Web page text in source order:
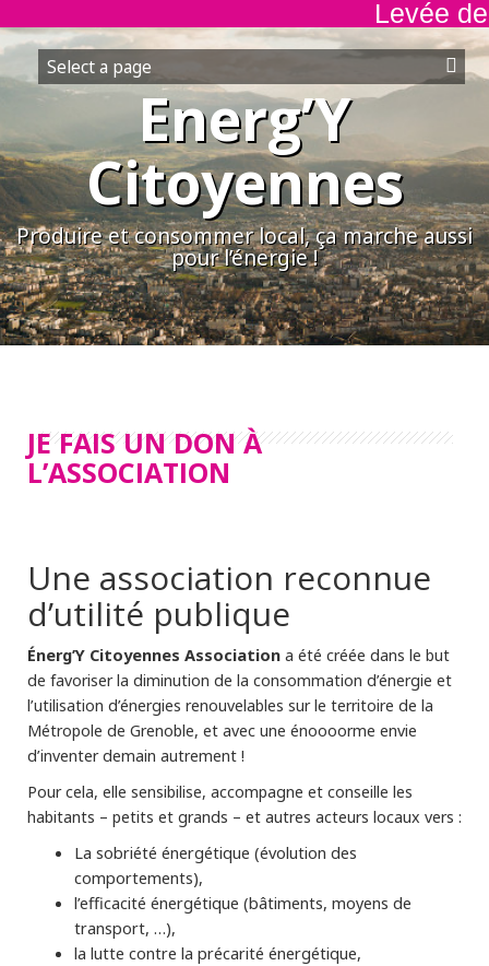
Levée
Aller
au
contenu
Energ’Y
Citoyennes
Produire et consommer local, ça marche aussi
pour l’énergie !
JE FAIS UN DON À
L’ASSOCIATION
Une association reconnue
d’utilité publique
Énerg’Y Citoyennes Association a été créée dans le but
de favoriser la diminution de la consommation d’énergie et
l’utilisation d’énergies renouvelables sur le territoire de la
Métropole de Grenoble, et avec une énoooorme envie
d’inventer demain autrement !
Pour cela, elle sensibilise, accompagne et conseille les
habitants – petits et grands – et autres acteurs locaux vers :
La sobriété énergétique (évolution des
comportements),
l’efficacité énergétique (bâtiments, moyens de
transport, …),
la lutte contre la précarité énergétique,